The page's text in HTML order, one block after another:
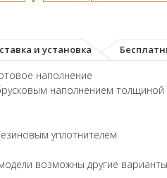
и установка
наполнение
наполнением
уплотнителем
возможны другие